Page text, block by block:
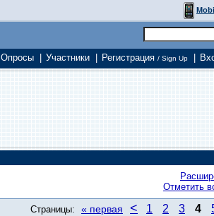
Опросы Участники Регистрация / Sign Up
Отметить
Страницы: « первая < 1 2 3 4